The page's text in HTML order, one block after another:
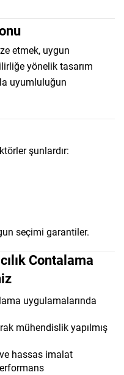
etmek, uygun
yönelik tasarım
uyumluluğun
şunlardır:
seçimi garantiler.
Contalama
uygulamalarında
mühendislik yapılmış
hassas imalat